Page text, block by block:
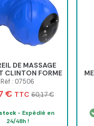
DE MASSAGE
CLINTON FORME
HI5 - bleu
Réf : 07506
€ TTC 60,17 €
- Expédié en
24/48h !